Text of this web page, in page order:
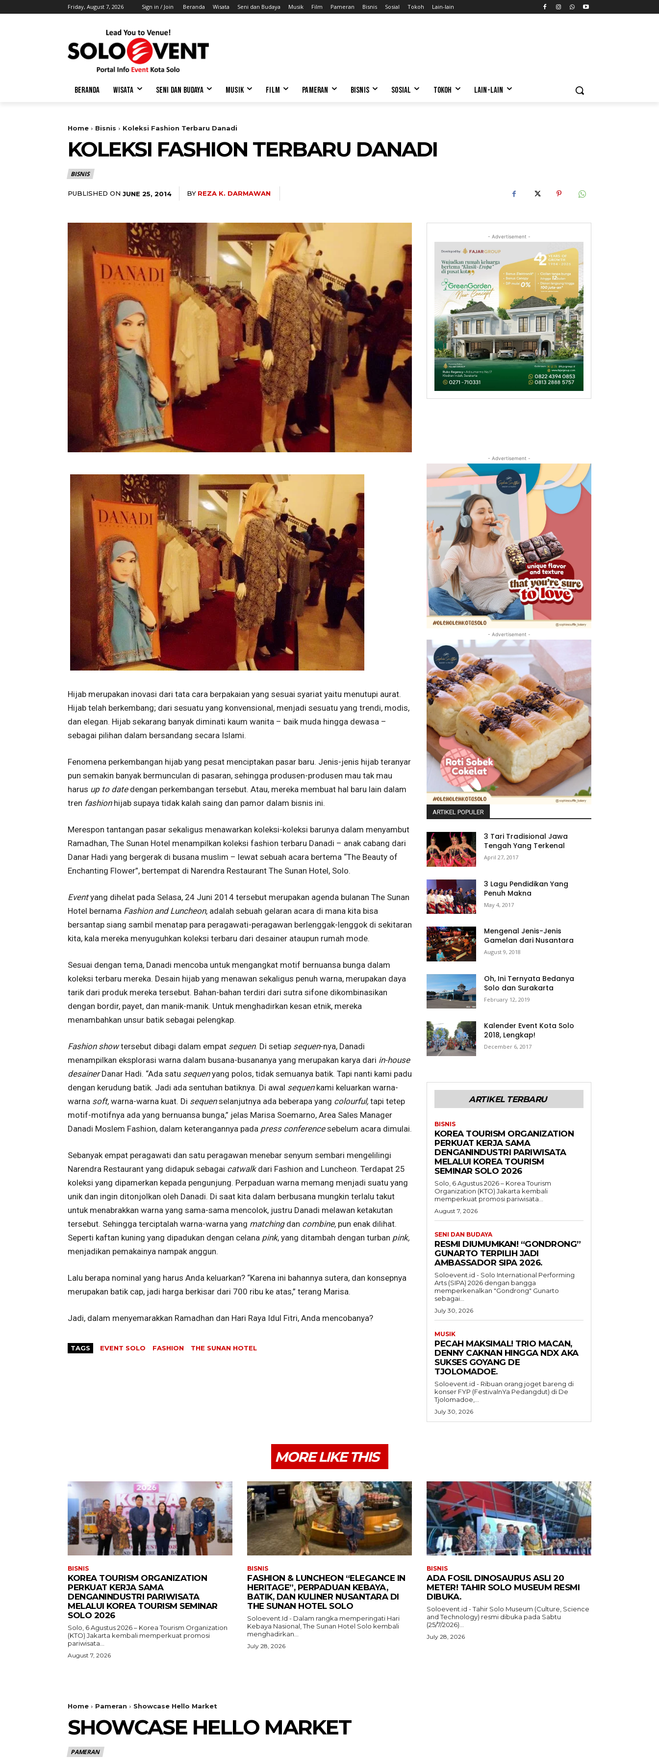
Friday, August 7, 2026 Sign in / Join Beranda Wisata Seni dan Budaya Musik Film Pameran Bisnis Sosial Tokoh Lain-lain
BERANDA WISATA SENI DAN BUDAYA MUSIK FILM PAMERAN BISNIS SOSIAL TOKOH LAIN-LAIN
Home Bisnis Koleksi Fashion Terbaru Danadi
KOLEKSI FASHION TERBARU DANADI
BISNIS
PUBLISHED ON JUNE 25, 2014 BY REZA K. DARMAWAN
- Advertisement -
Hijab merupakan inovasi dari tata cara berpakaian yang sesuai syariat yaitu menutupi aurat.
Hijab telah berkembang; dari sesuatu yang konvensional, menjadi sesuatu yang trendi, modis,
dan elegan. Hijab sekarang banyak diminati kaum wanita – baik muda hingga dewasa –
sebagai pilihan dalam bersandang secara Islami.
Fenomena perkembangan hijab yang pesat menciptakan pasar baru. Jenis-jenis hijab teranyar
pun semakin banyak bermunculan di pasaran, sehingga produsen-produsen mau tak mau
harus up to date dengan perkembangan tersebut. Atau, mereka membuat hal baru lain dalam
tren fashion hijab supaya tidak kalah saing dan pamor dalam bisnis ini.
Merespon tantangan pasar sekaligus menawarkan koleksi-koleksi barunya dalam menyambut
Ramadhan, The Sunan Hotel menampilkan koleksi fashion terbaru Danadi – anak cabang dari
Danar Hadi yang bergerak di busana muslim – lewat sebuah acara bertema “The Beauty of
Enchanting Flower”, bertempat di Narendra Restaurant The Sunan Hotel, Solo.
Eventyang dihelat pada Selasa, 24 Juni 2014 tersebut merupakan agenda bulanan The Sunan
Hotel bernama Fashion and Luncheon, adalah sebuah gelaran acara di mana kita bisa
bersantap siang sambil menatap para peragawati-peragawan berlenggak-lenggok di sekitaran
kita, kala mereka menyuguhkan koleksi terbaru dari desainer ataupun rumah mode.
Sesuai dengan tema, Danadi mencoba untuk mengangkat motif bernuansa bunga dalam
koleksi terbaru mereka. Desain hijab yang menawan sekaligus penuh warna, merupakan daya
tarik dari produk mereka tersebut. Bahan-bahan terdiri dari sutra sifone dikombinasikan
dengan bordir, payet, dan manik-manik. Untuk menghadirkan kesan etnik, mereka
menambahkan unsur batik sebagai pelengkap.
Fashion showtersebut dibagi dalam empat sequen. Di setiap sequen-nya, Danadi
menampilkan eksplorasi warna dalam busana-busananya yang merupakan karya dari in-house
desainerDanar Hadi. “Ada satu sequenyang polos, tidak semuanya batik. Tapi nanti kami padu
dengan kerudung batik. Jadi ada sentuhan batiknya. Di awal sequen kami keluarkan warna-
warna soft, warna-warna kuat. Di sequenselanjutnya ada beberapa yang colourful, tapi tetep
motif-motifnya ada yang bernuansa bunga,” jelas Marisa Soemarno, Area Sales Manager
Danadi Moslem Fashion, dalam keterangannya pada press conferencesebelum acara dimulai.
Sebanyak empat peragawati dan satu peragawan menebar senyum sembari mengelilingi
Narendra Restaurant yang didapuk sebagai catwalk dari Fashion and Luncheon. Terdapat 25
koleksi yang dipamerkan kepada pengunjung. Perpaduan warna memang menjadi suatu yang
unik dan ingin ditonjolkan oleh Danadi. Di saat kita dalam berbusana mungkin terlalu takut
untuk menabrakkan warna yang sama-sama mencolok, justru Danadi melawan ketakutan
tersebut. Sehingga terciptalah warna-warna yang matching dan combine, pun enak dilihat.
Seperti kaftan kuning yang dipadukan dengan celana pink, yang ditambah dengan turban pink,
menjadikan pemakainya nampak anggun.
Lalu berapa nominal yang harus Anda keluarkan? “Karena ini bahannya sutera, dan konsepnya
merupakan batik cap, jadi harga berkisar dari 700 ribu ke atas,” terang Marisa.
Jadi, dalam menyemarakkan Ramadhan dan Hari Raya Idul Fitri, Anda mencobanya?
TAGS EVENT SOLO FASHION THE SUNAN HOTEL
- Advertisement -
- Advertisement -
ARTIKEL POPULER
3 Tari Tradisional Jawa
Tengah Yang Terkenal
April 27, 2017
3 Lagu Pendidikan Yang
Penuh Makna
May 4, 2017
Mengenal Jenis-Jenis
Gamelan dari Nusantara
August 9, 2018
Oh, Ini Ternyata Bedanya
Solo dan Surakarta
February 12, 2019
Kalender Event Kota Solo
2018, Lengkap!
December 6, 2017
ARTIKEL TERBARU
BISNIS
KOREA TOURISM ORGANIZATION
PERKUAT KERJA SAMA
DENGANINDUSTRI PARIWISATA
MELALUI KOREA TOURISM
SEMINAR SOLO 2026
Solo, 6 Agustus 2026 – Korea Tourism
Organization (KTO) Jakarta kembali
memperkuat promosi pariwisata...
August 7, 2026
SENI DAN BUDAYA
RESMI DIUMUMKAN! “GONDRONG”
GUNARTO TERPILIH JADI
AMBASSADOR SIPA 2026.
Soloevent.id - Solo International Performing
Arts (SIPA) 2026 dengan bangga
memperkenalkan "Gondrong" Gunarto
sebagai...
July 30, 2026
MUSIK
PECAH MAKSIMAL! TRIO MACAN,
DENNY CAKNAN HINGGA NDX AKA
SUKSES GOYANG DE
TJOLOMADOE.
Soloevent.id - Ribuan orang joget bareng di
konser FYP (FestivalnYa Pedangdut) di De
Tjolomadoe,...
July 30, 2026
MORE LIKE THIS
BISNIS
KOREA TOURISM ORGANIZATION
PERKUAT KERJA SAMA
DENGANINDUSTRI PARIWISATA
MELALUI KOREA TOURISM SEMINAR
SOLO 2026
Solo, 6 Agustus 2026 – Korea Tourism Organization
(KTO) Jakarta kembali memperkuat promosi
pariwisata...
August 7, 2026
BISNIS
FASHION & LUNCHEON “ELEGANCE IN
HERITAGE”, PERPADUAN KEBAYA,
BATIK, DAN KULINER NUSANTARA DI
THE SUNAN HOTEL SOLO
Soloevent.Id - Dalam rangka memperingati Hari
Kebaya Nasional, The Sunan Hotel Solo kembali
menghadirkan...
July 28, 2026
BISNIS
ADA FOSIL DINOSAURUS ASLI 20
METER! TAHIR SOLO MUSEUM RESMI
DIBUKA.
Soloevent.id - Tahir Solo Museum (Culture, Science
and Technology) resmi dibuka pada Sabtu
(25/7/2026)...
July 28, 2026